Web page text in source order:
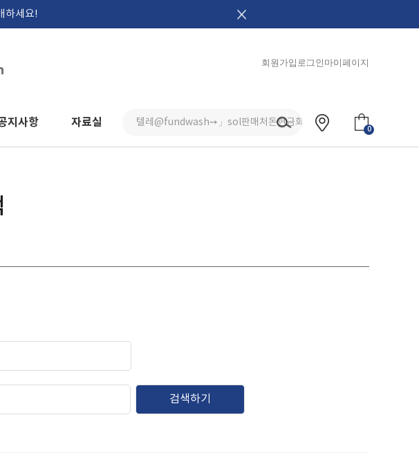
하세요!
회원가입 로그인 마이페이지
지사항 자료실 0
검색하기